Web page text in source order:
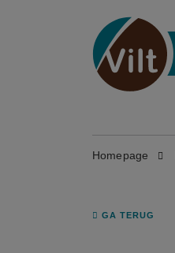
Homepage
GA TERUG